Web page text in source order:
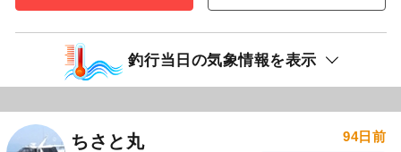
釣行当日の気象情報を表示
ちさと丸 94日前